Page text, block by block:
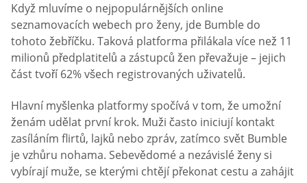
Když mluvíme o nejpopulárnějších online
seznamovacích webech pro ženy, jde Bumble do
tohoto žebříčku. Taková platforma přilákala více než 11
milionů předplatitelů a zástupců žen převažuje – jejich
část tvoří 62% všech registrovaných uživatelů.
Hlavní myšlenka platformy spočívá v tom, že umožní
ženám udělat první krok. Muži často iniciují kontakt
zasíláním flirtů, lajků nebo zpráv, zatímco svět Bumble
je vzhůru nohama. Sebevědomé a nezávislé ženy si
vybírají muže, se kterými chtějí překonat cestu a zahájit